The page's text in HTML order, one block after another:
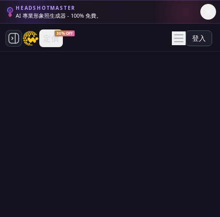
HEADSHOTMASTER
AI 專業形象照生成器 - 100% 免費。
定價30% OFF
登入